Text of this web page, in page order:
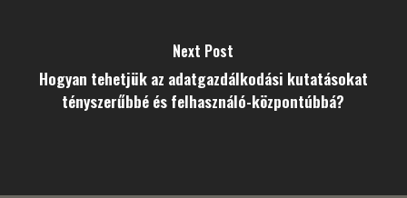
Next Post
Hogyan tehetjük az adatgazdálkodási kutatásokat
tényszerűbbé és felhasználó-központúbbá?